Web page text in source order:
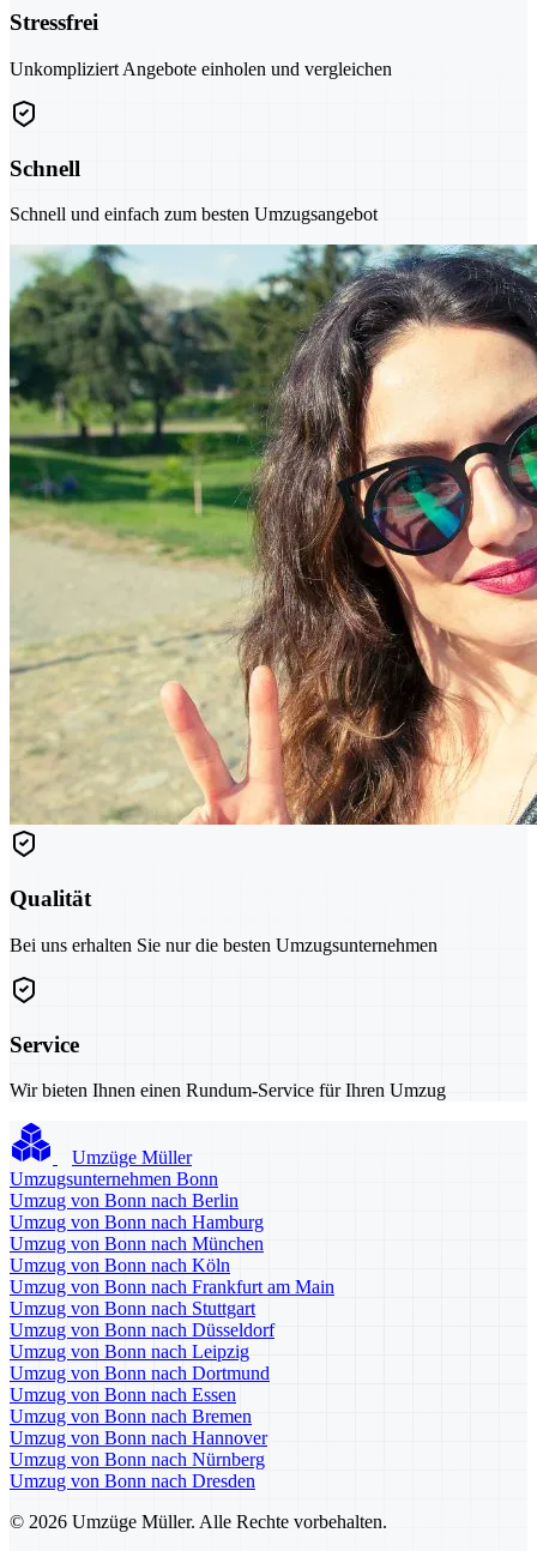
Stressfrei
Unkompliziert Angebote einholen und vergleichen
Schnell
Schnell und einfach zum besten Umzugsangebot
Qualität
Bei uns erhalten Sie nur die besten Umzugsunternehmen
Service
Wir bieten Ihnen einen Rundum-Service für Ihren Umzug
Umzüge Müller
Umzugsunternehmen Bonn
Umzug von Bonn nach Berlin
Umzug von Bonn nach Hamburg
Umzug von Bonn nach München
Umzug von Bonn nach Köln
Umzug von Bonn nach Frankfurt am Main
Umzug von Bonn nach Stuttgart
Umzug von Bonn nach Düsseldorf
Umzug von Bonn nach Leipzig
Umzug von Bonn nach Dortmund
Umzug von Bonn nach Essen
Umzug von Bonn nach Bremen
Umzug von Bonn nach Hannover
Umzug von Bonn nach Nürnberg
Umzug von Bonn nach Dresden
© 2026 Umzüge Müller. Alle Rechte vorbehalten.